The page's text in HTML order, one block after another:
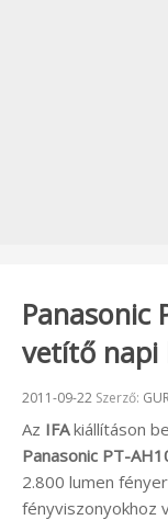
Panasonic
vetítő napi
Beküldve:
2011-09-22 Szerző:
Az IFAkiállításon
Panasonic PT-
2.800 lumen
fényviszonyokhoz